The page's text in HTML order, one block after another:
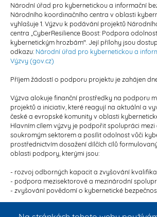
Národní úřad pro kybernetickou a informační
Národního koordinačního centra v oblasti
vyhlašuje 1. Výzvu k podávání projektů
centra „CyberResilience Boost: Podpora
kybernetickým hrozbám". Její přílohy jsou
odkazu: Národní úřad pro kybernetickou a
Výzvy (gov.cz)
Příjem žádostí o podporu projektu je zahájen
Výzva alokuje finanční prostředky na podporu
projektů a iniciativ, které reagují na aktuální a
české a evropské komunity v oblasti
Hlavním cílem výzvy je podpořit spolupráci
soukromým sektorem a posílit odolnost vůči
prostřednictvím dosažení dílčích cílů
oblasti podpory, kterými jsou:
- rozvoj odborných kapacit a zvyšování
- podpora mezisektorové a mezinárodní
- zvyšování povědomí o kybernetické